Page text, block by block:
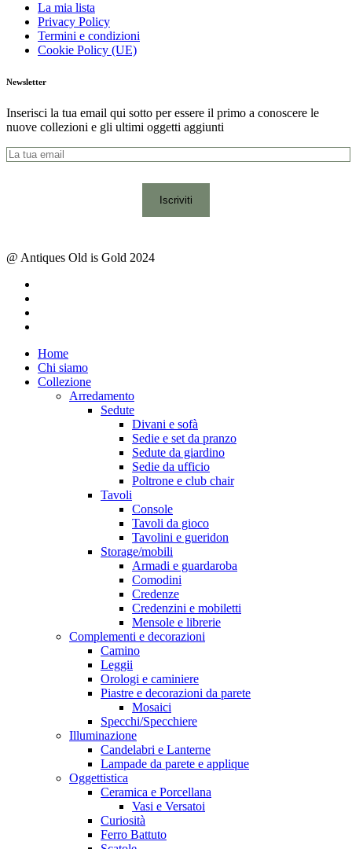
La mia lista
Privacy Policy
Termini e condizioni
Cookie Policy (UE)
Newsletter
Inserisci la tua email qui sotto per essere il primo a conoscere le
nuove collezioni e gli ultimi oggetti aggiunti
@ Antiques Old is Gold 2024
Close
Menu
Home
Chi siamo
Collezione
Arredamento
Sedute
Divani e sofà
Sedie e set da pranzo
Sedute da giardino
Sedie da ufficio
Poltrone e club chair
Tavoli
Console
Tavoli da gioco
Tavolini e gueridon
Storage/mobili
Armadi e guardaroba
Comodini
Credenze
Credenzini e mobiletti
Mensole e librerie
Complementi e decorazioni
Camino
Leggii
Orologi e caminiere
Piastre e decorazioni da parete
Mosaici
Specchi/Specchiere
Illuminazione
Candelabri e Lanterne
Lampade da parete e applique
Oggettistica
Ceramica e Porcellana
Vasi e Versatoi
Curiosità
Ferro Battuto